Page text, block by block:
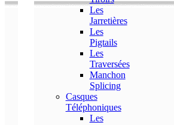
Les
Jarretières
Les
Pigtails
Les
Traversées
Manchon
Splicing
Casques
Téléphoniques
Les